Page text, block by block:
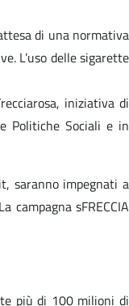
di una normativa
L’uso delle sigarette
iniziativa di
Politiche Sociali e in
saranno impegnati a
sFRECCIA
più di 100 milioni di